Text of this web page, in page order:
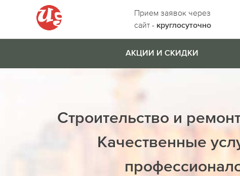
Прием заявок через
сайт - круглосуточно
АКЦИИ И СКИДКИ
Строительство и
Качественные